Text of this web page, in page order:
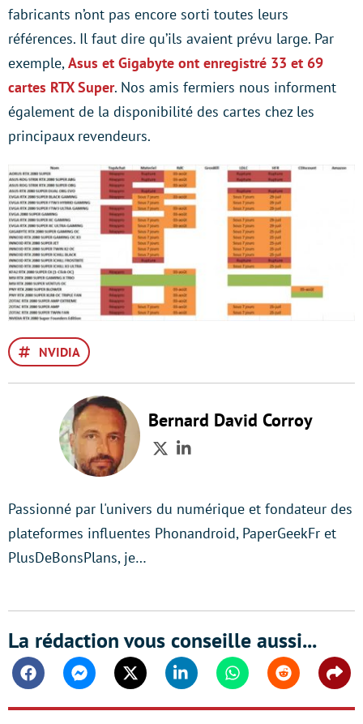
fabricants n’ont pas encore sorti toutes leurs
références. Il faut dire qu’ils avaient prévu large. Par
exemple,Asus et Gigabyte ont enregistré 33 et 69
cartes RTX Super. Nos amis fermiers nous informent
également de la disponibilité des cartes chez les
principaux revendeurs.
NVIDIA
Bernard David Corroy
TwitterLinkedIn
Passionné par l'univers du numérique et fondateur des
plateformes influentes Phonandroid, PaperGeekFr et
PlusDeBonsPlans, je…
La rédaction vous conseille aussi...
FacebookMessengerTwitter Linkedin WhatsappReddit